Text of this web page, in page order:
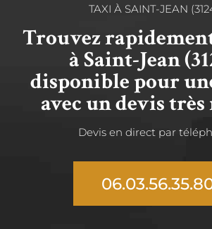
TAXI À SAINT-JEAN
Trouvez
à Saint-Jean
disponible pour
avec un devis
Devis en direct par